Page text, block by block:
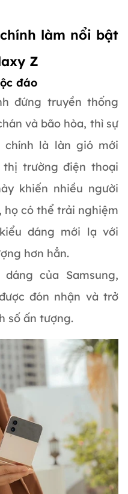
làm nổi bật
Z
đáo
đứng truyền thống
và bão hòa, thì sự
chính là làn gió mới
thị trường điện thoại
khiến nhiều người
họ có thể trải nghiệm
dáng mới lạ với
hơn hẳn.
của Samsung,
đón nhận và trở
số ấn tượng.